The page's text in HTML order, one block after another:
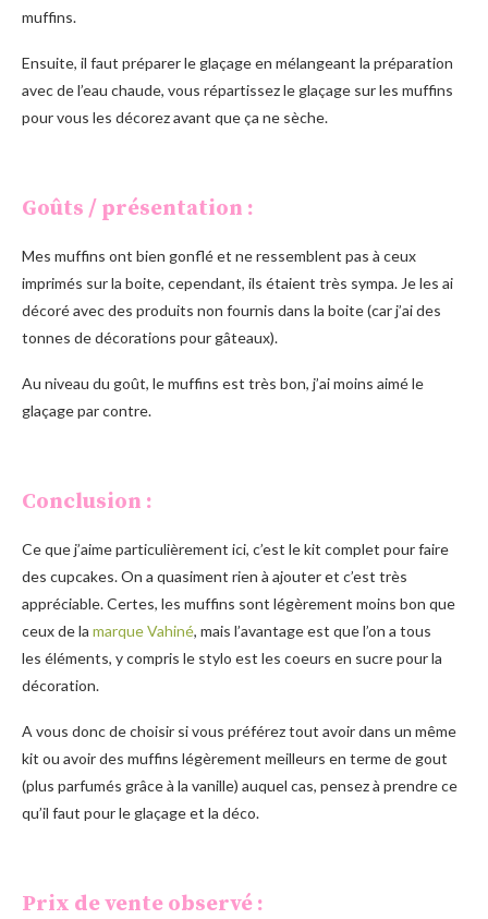
muffins.
Ensuite, il faut préparer le glaçage en mélangeant la préparation
avec de l’eau chaude, vous répartissez le glaçage sur les muffins
pour vous les décorez avant que ça ne sèche.
Goûts / présentation :
Mes muffins ont bien gonflé et ne ressemblent pas à ceux
imprimés sur la boite, cependant, ils étaient très sympa. Je les ai
décoré avec des produits non fournis dans la boite (car j’ai des
tonnes de décorations pour gâteaux).
Au niveau du goût, le muffins est très bon, j’ai moins aimé le
glaçage par contre.
Conclusion :
Ce que j’aime particulièrement ici, c’est le kit complet pour faire
des cupcakes. On a quasiment rien à ajouter et c’est très
appréciable. Certes, les muffins sont légèrement moins bon que
ceux de la marque Vahiné, mais l’avantage est que l’on a tous
les éléments, y compris le stylo est les coeurs en sucre pour la
décoration.
A vous donc de choisir si vous préférez tout avoir dans un même
kit ou avoir des muffins légèrement meilleurs en terme de gout
(plus parfumés grâce à la vanille) auquel cas, pensez à prendre ce
qu’il faut pour le glaçage et la déco.
Prix de vente observé :